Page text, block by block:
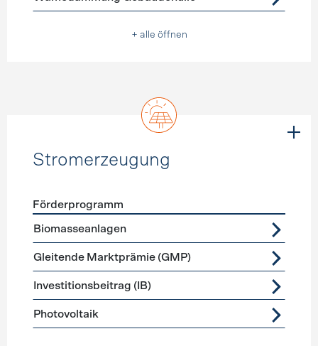
+ alle öffnen
Stromerzeugung
Förderprogramme
Förderprogramm
Biomasseanlagen
Gleitende Marktprämie (GMP)
Investitionsbeitrag (IB)
Photovoltaik